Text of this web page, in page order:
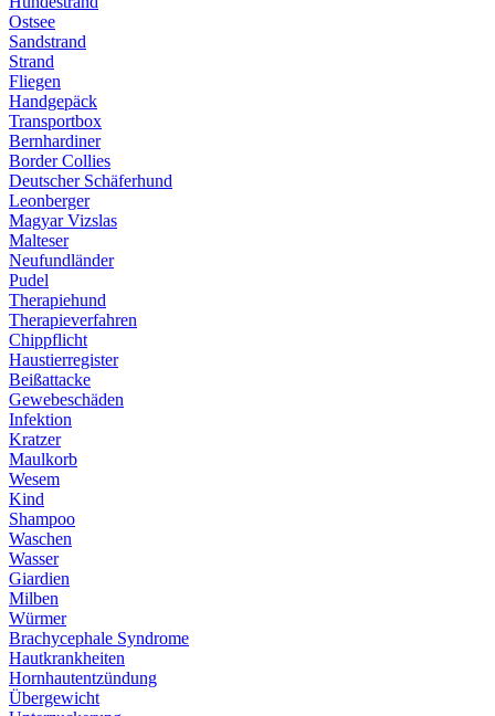
Ostsee
Sandstrand
Strand
Fliegen
Handgepäck
Transportbox
Bernhardiner
Border Collies
Deutscher Schäferhund
Leonberger
Magyar Vizslas
Malteser
Neufundländer
Pudel
Therapiehund
Therapieverfahren
Chippflicht
Haustierregister
Beißattacke
Gewebeschäden
Infektion
Kratzer
Maulkorb
Wesem
Kind
Shampoo
Waschen
Wasser
Giardien
Milben
Würmer
Brachycephale Syndrome
Hautkrankheiten
Hornhautentzündung
Übergewicht